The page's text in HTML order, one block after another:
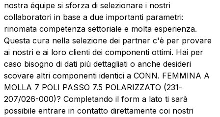
nostra équipe si sforza di selezionare i nostri
collaboratori in base a due importanti parametri:
rinomata competenza settoriale e molta esperienza.
Questa cura nella selezione dei partner c'è per provare
ai nostri e ai loro clienti dei componenti ottimi. Hai per
caso bisogno di dati più dettagliati o anche desideri
scovare altri componenti identici a CONN. FEMMINA A
MOLLA 7 POLI PASSO 7.5 POLARIZZATO (231-
207/026-000)? Completando il form a lato ti sarà
possibile entrare in contatto direttamente coi nostri